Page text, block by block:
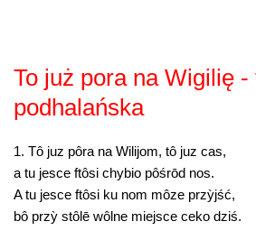
To już pora na Wigilię
podhalańska
1. Tô juz pôra na Wilijom, tô juz cas,
a tu jesce ftôsi chybio pôśrōd nos.
A tu jesce ftôsi ku nom môze przỳjść,
bô przỳ stôlē wôlne miejsce ceko dziś.